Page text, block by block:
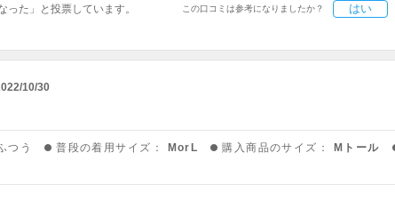
この口コミは参考になりましたか？ はい
た」と投票しています。
10/30
つう 普段の着用サイズ： MorL 購入商品のサイズ： Mトール